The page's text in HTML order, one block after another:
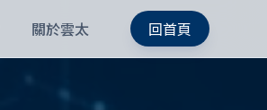
關於雲太 回首頁